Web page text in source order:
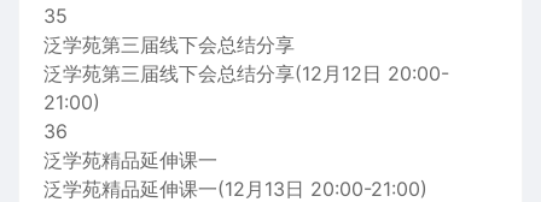
35
泛学苑第三届线下会总结分享
泛学苑第三届线下会总结分享(12月12日 20:00-
21:00)
36
泛学苑精品延伸课一
泛学苑精品延伸课一(12月13日 20:00-21:00)